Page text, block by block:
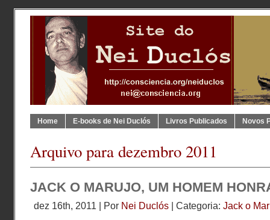
Home E-books de Nei Duclós Livros Publicados Novos
Arquivo para dezembro 2011
JACK O MARUJO, UM HOMEM
dez 16th, 2011 | Por Nei Duclós | Categoria: Jack o